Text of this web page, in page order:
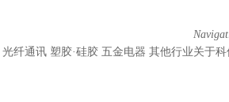
光纤通讯 塑胶·硅胶 五金电器 其他行业关于科